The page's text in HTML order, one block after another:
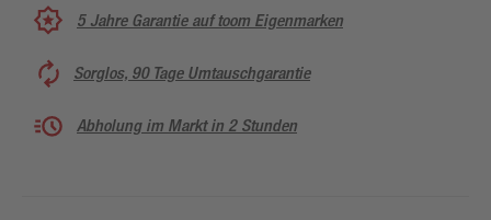
5 Jahre Garantie auf toom Eigenmarken
Sorglos, 90 Tage Umtauschgarantie
Abholung im Markt in 2 Stunden